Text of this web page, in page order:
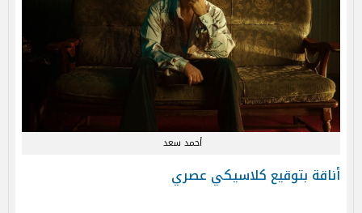
أحمد سعد
أناقة بتوقيع كلاسيكي عصري